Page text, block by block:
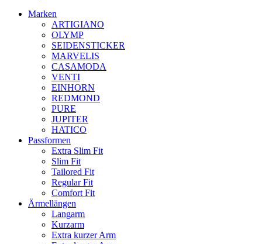
Marken
ARTIGIANO
OLYMP
SEIDENSTICKER
MARVELIS
CASAMODA
VENTI
EINHORN
REDMOND
PURE
JUPITER
HATICO
Passformen
Extra Slim Fit
Slim Fit
Tailored Fit
Regular Fit
Comfort Fit
Ärmellängen
Langarm
Kurzarm
Extra kurzer Arm